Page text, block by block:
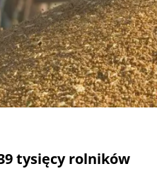
tysięcy rolników